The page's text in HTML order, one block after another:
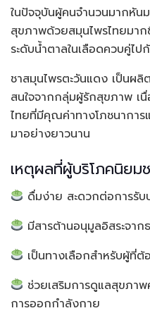
ในปัจจุบันผู้คนจำนวนมากหั
สุขภาพด้วยสมุนไพรไทยมา
ระดับน้ำตาลในเลือดควบคู่ไ
ชาสมุนไพรตะวันแดง เป็นผ
สนใจจากกลุ่มผู้รักสุขภาพ เ
ไทยที่มีคุณค่าทางโภชนากา
มาอย่างยาวนาน
เหตุผลที่ผู้บริโภคนิยม
ดื่มง่าย สะดวกต่อการรับ
มีสารต้านอนุมูลอิสระจาก
เป็นทางเลือกสำหรับผู้ที่
ช่วยเสริมการดูแลสุขภา
การออกกำลังกาย